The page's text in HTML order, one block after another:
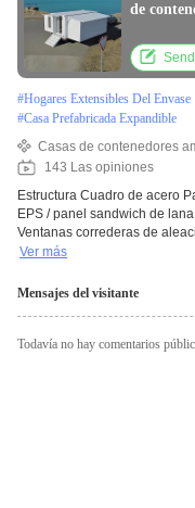
de
#Hogares Extensibles Del Envase
#Casa Prefabricada Expandible
Casas de contenedores
143 Las opiniones
Estructura Cuadro de acero
EPS / panel sandwich de
Ventanas correderas de
Ver más
Mensajes del visitante
Todavía no hay comentarios